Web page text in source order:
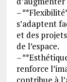
–
s’adaptent
et des
de l’espace.
–
renforce